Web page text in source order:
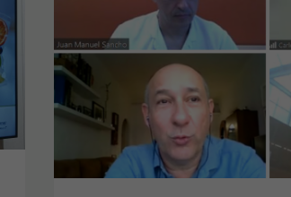
ONCOLOGIA
HEMATOLÒGICA”